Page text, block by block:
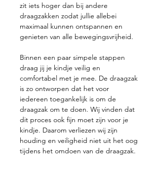
zit iets hoger dan bij andere
draagzakken zodat jullie allebei
maximaal kunnen ontspannen en
genieten van alle bewegingsvrijheid.
Binnen een paar simpele stappen
draag jij je kindje veilig en
comfortabel met je mee. De draagzak
is zo ontworpen dat het voor
iedereen toegankelijk is om de
draagzak om te doen. Wij vinden dat
dit proces ook fijn moet zijn voor je
kindje. Daarom verliezen wij zijn
houding en veiligheid niet uit het oog
tijdens het omdoen van de draagzak.